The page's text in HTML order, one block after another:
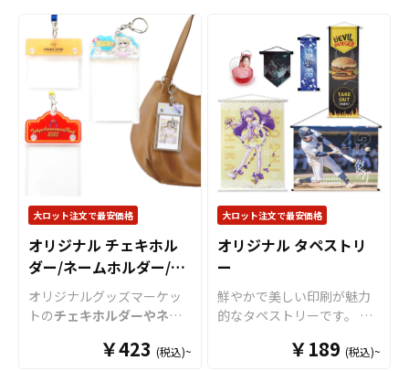
など、
幅広い用途に対応可能なお
すすめ商品です。
いただくことでデザインの
幅も広がります。 アンブレ
ラマーカーは傘の目印とし
て使用するだけでなく、ペ
ンやバッグなどのアクセサ
リーにも最適です。 またケ
イオーの フォンタブ とセッ
トで組み合わせることでブ
ランドのイメージアップに
つながります。 アンブレラ
マーカーは幅広い年齢層の
お客様に喜ばれる商品で、
老若男女を問わず多くの
方々にご利用いただけおす
すめです。 オリジナルグッ
ズとしてアンブレラマーカ
がでしょうか。 アンブレラ
ッズとして小さめサイズの
アクリルスタンドも多くの
ご依頼をいただいておりま
す。また、アクリルは耐久
性にも優れていますので、
販売用のグッズはもちろ
ん、販促品・ノベルティ、
店舗用のディスプレイや什
器など、様々な用途にお使
いいただけます。コミケな
どの同人イベントでの限定
アクスタはグッズの定番商
品と言えるように、アニ
官公庁、同人などの様々な
します。男女問わず学生か
ら社会人まで幅広いお客様
をターゲットとすることが
できますので、オリジナル
グッズとして展開がしやす
いのが特長です。販売に必
要な資材も取り揃えており
ますので、お客様にはデザ
インをご入稿いただくだけ
でオリジナル商品として販
売していただくことができ
ます。 パスケースはアニ
メ、エンタメ、スポーツ、
官公庁、同人グッズなど
様々な業界に人気です。 国
内生産で短納期、小ロット
からの製作も承っておりま
すので、お気軽にご相談く
ルグッズとして、コンサー
トグッズ、アーティストグ
ッズ、キャラクターグッ
ズ、ノベルティー、お土産
品など色々な場面で活躍し
ます。 特にオリジナルグッ
ズマーケットの缶バッジは
サテン地（梨地）の高級感
のある裏面加工で、キズ、
汚れ、サビに強い仕様で
す。さらに、すべて国内生
産の安心クオリティですの
きる商品です。 取扱いサイ
ズは、定番の丸形ですと5種
類のサイズ、その他、正方
形やハート型など様々なオ
大ロット注文で最安価格
オリジナル チェキホル
ダー/ネームホルダー/チ
ケットホルダー
オリジナルグッズマーケッ
トのチェキホルダーやネー
はアクリル部分とホル
￥423 (税込)~
大ロット注文で最安価格
オリジナル タペストリ
ー
鮮やかで美しい印刷が魅力
的なタペストリーです。 B2
パクトな小型サイズまで、6
￥189 (税込)~